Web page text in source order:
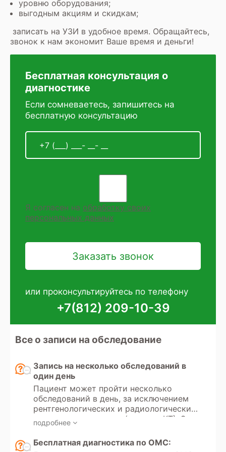
уровню оборудования;
выгодным акциям и скидкам;
записать на УЗИ в удобное время. Обращайтесь,
звонок к нам экономит Ваше время и деньги!
Бесплатная консультация о
диагностике
Если сомневаетесь, запишитесь на
бесплатную консультацию
Я согласен на обработку своих
персональных данных
или проконсультируйтесь по телефону
+7(812) 209-10-39
Все о записи на обследование
Запись на несколько обследований в
один день
Пациент может пройти несколько
обследований в день, за исключением
рентгенологических и радиологических
методов диагностики (рентген, КТ). Эти
исследования используют
ионизирующее излучение, и существует
ограничение по дозе разрешенного
подробнее
Бесплатная диагностика по ОМС: